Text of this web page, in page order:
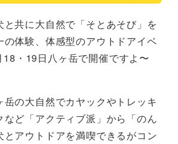
と共に大自然で「そとあそび」を
の体験、体感型のアウトドアイベ
・19日八ヶ岳で開催ですよ〜
の大自然でカヤックやトレッキ
など「アクティブ派」から「のん
とアウトドアを満喫できるがコン